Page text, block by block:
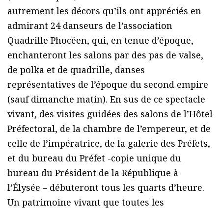
autrement les décors qu’ils ont appréciés en
admirant 24 danseurs de l’association
Quadrille Phocéen, qui, en tenue d’époque,
enchanteront les salons par des pas de valse,
de polka et de quadrille, danses
représentatives de l’époque du second empire
(sauf dimanche matin). En sus de ce spectacle
vivant, des visites guidées des salons de l’Hôtel
Préfectoral, de la chambre de l’empereur, et de
celle de l’impératrice, de la galerie des Préfets,
et du bureau du Préfet -copie unique du
bureau du Président de la République à
l’Élysée – débuteront tous les quarts d’heure.
Un patrimoine vivant que toutes les